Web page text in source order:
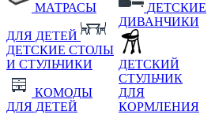
МАТРАСЫ
ДЛЯ ДЕТЕЙ
ДЕТСКИЕ СТОЛЫ
И СТУЛЬЧИКИ
КОМОДЫ
ДЛЯ ДЕТЕЙ
ДЕТСКИЕ
ДИВАНЧИКИ
ДЕТСКИЙ
СТУЛЬЧИК
ДЛЯ
КОРМЛЕНИЯ